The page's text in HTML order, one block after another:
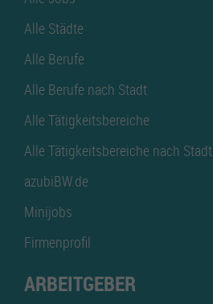
Alle Städte
Alle Berufe
Alle Berufe nach Stadt
Alle Tätigkeitsbereiche
Alle Tätigkeitsbereiche nach Stadt
azubiBW.de
Minijobs
Firmenprofil
ARBEITGEBER